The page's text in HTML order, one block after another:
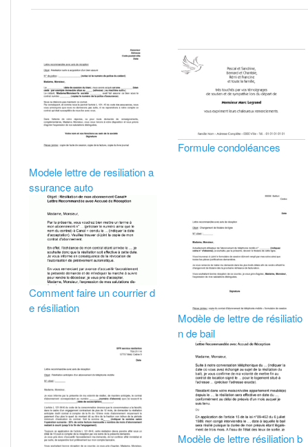
Modele lettre de resiliation a
ssurance auto
Formule condoléances
Comment faire un courrier d
e résiliation
Modèle de lettre de résiliatio
n de bail
Modèle de lettre résiliation b